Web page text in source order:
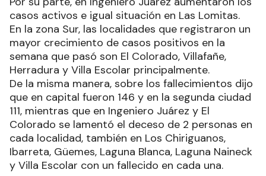
casos activos e igual situación en Las Lomitas.
En la zona Sur, las localidades que registraron un
mayor crecimiento de casos positivos en la
semana que pasó son El Colorado, Villafañe,
Herradura y Villa Escolar principalmente.
De la misma manera, sobre los fallecimientos dijo
que en capital fueron 146 y en la segunda ciudad
111, mientras que en Ingeniero Juárez y El
Colorado se lamentó el deceso de 2 personas en
cada localidad, también en Los Chiriguanos,
Ibarreta, Güemes, Laguna Blanca, Laguna Naineck
y Villa Escolar con un fallecido en cada una.